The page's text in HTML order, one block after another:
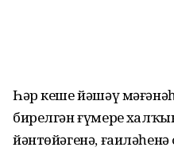
Һәр кеше йәшәү
бирелгән ғүмерҙе
йәнтөйәгенә,